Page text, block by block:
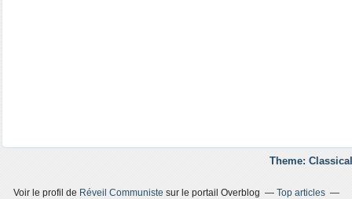
Theme:
Voir le profil de Réveil Communiste sur le portail Overblog
Top articles